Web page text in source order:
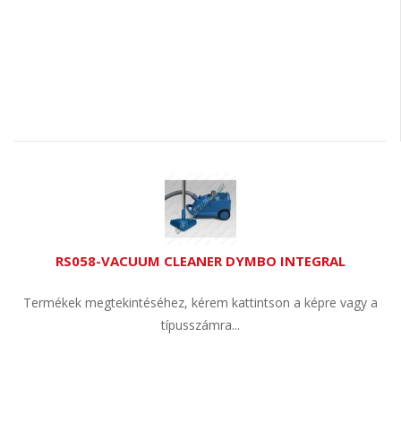
RS058-VACUUM CLEANER DYMBO INTEGRAL
Termékek megtekintéséhez, kérem kattintson a képre vagy a
típusszámra...